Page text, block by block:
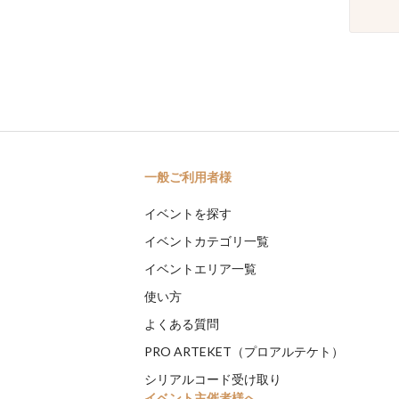
一般ご利用者様
イベントを探す
イベントカテゴリ一覧
イベントエリア一覧
使い方
よくある質問
PRO ARTEKET（プロアルテケト）
シリアルコード受け取り